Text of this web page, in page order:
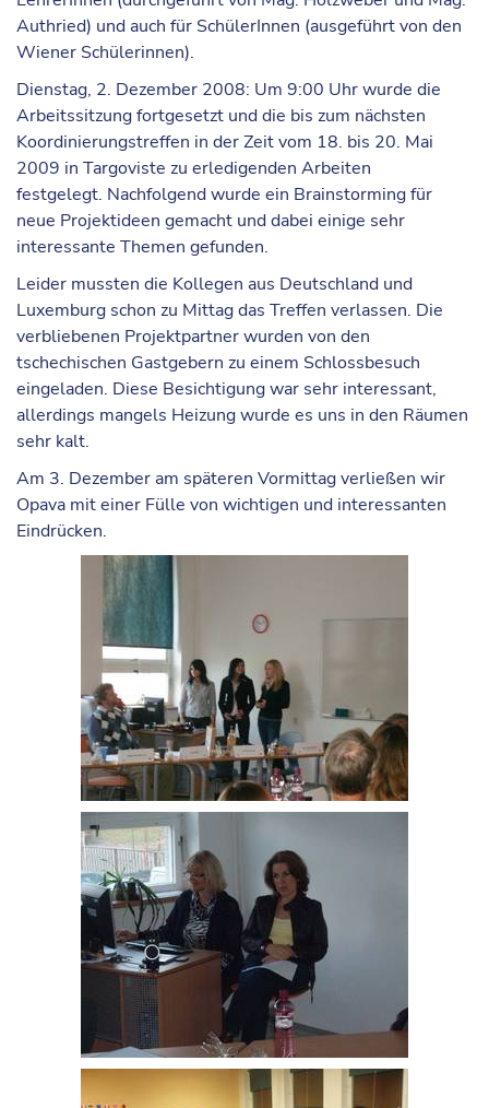
Authried) und auch für SchülerInnen (ausgeführt von den
Wiener Schülerinnen).
Dienstag, 2. Dezember 2008: Um 9:00 Uhr wurde die
Arbeitssitzung fortgesetzt und die bis zum nächsten
Koordinierungstreffen in der Zeit vom 18. bis 20. Mai
2009 in Targoviste zu erledigenden Arbeiten
festgelegt. Nachfolgend wurde ein Brainstorming für
neue Projektideen gemacht und dabei einige sehr
interessante Themen gefunden.
Leider mussten die Kollegen aus Deutschland und
Luxemburg schon zu Mittag das Treffen verlassen. Die
verbliebenen Projektpartner wurden von den
tschechischen Gastgebern zu einem Schlossbesuch
eingeladen. Diese Besichtigung war sehr interessant,
allerdings mangels Heizung wurde es uns in den Räumen
sehr kalt.
Am 3. Dezember am späteren Vormittag verließen wir
Opava mit einer Fülle von wichtigen und interessanten
Eindrücken.